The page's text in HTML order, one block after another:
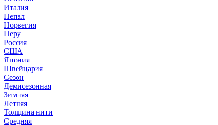
Италия
Непал
Норвегия
Перу
Россия
США
Япония
Швейцария
Сезон
Демисезонная
Зимняя
Летняя
Толщина нити
Средняя